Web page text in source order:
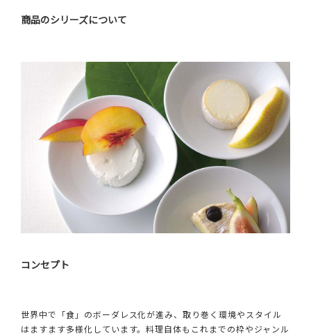
商品のシリーズについて
コンセプト
世界中で「食」のボーダレス化が進み、取り巻く環境やスタイル
はますます多様化しています。料理自体もこれまでの枠やジャンル